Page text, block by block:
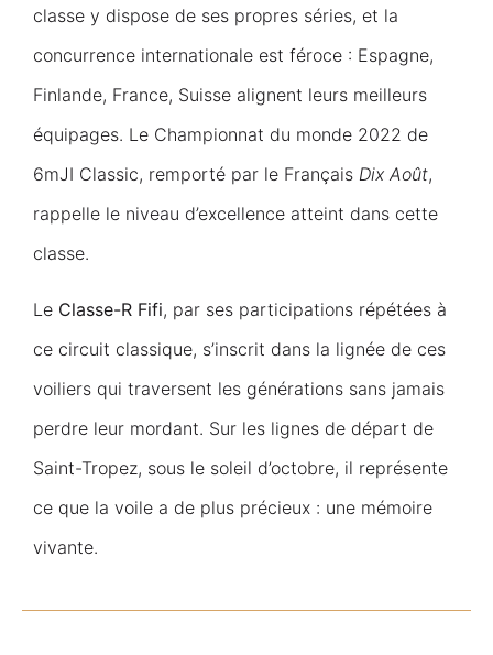
classe y dispose de ses propres séries, et la
concurrence internationale est féroce : Espagne,
Finlande, France, Suisse alignent leurs meilleurs
équipages. Le Championnat du monde 2022 de
6mJI Classic, remporté par le Français Dix Août,
rappelle le niveau d’excellence atteint dans cette
classe.
Le Classe-R Fifi, par ses participations répétées à
ce circuit classique, s’inscrit dans la lignée de ces
voiliers qui traversent les générations sans jamais
perdre leur mordant. Sur les lignes de départ de
Saint-Tropez, sous le soleil d’octobre, il représente
ce que la voile a de plus précieux : une mémoire
vivante.